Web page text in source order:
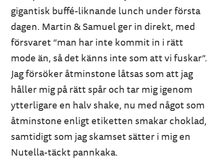
gigantisk buffé-liknande lunch under första
dagen. Martin & Samuel ger in direkt, med
försvaret “man har inte kommit in i rätt
mode än, så det känns inte som att vi fuskar”.
Jag försöker åtminstone låtsas som att jag
håller mig på rätt spår och tar mig igenom
ytterligare en halv shake, nu med något som
åtminstone enligt etiketten smakar choklad,
samtidigt som jag skamset sätter i mig en
Nutella-täckt pannkaka.